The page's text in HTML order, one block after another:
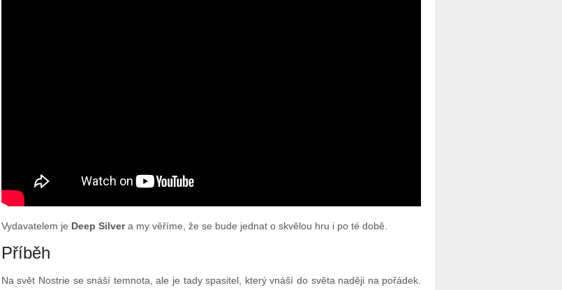
Vydavatelem je Deep Silvera my věříme, že se bude jednat o skvělou hru i po té době.
Příběh
Na svět Nostrie se snáší temnota, ale je tady spasitel, který vnáší do světa naději na pořádek.